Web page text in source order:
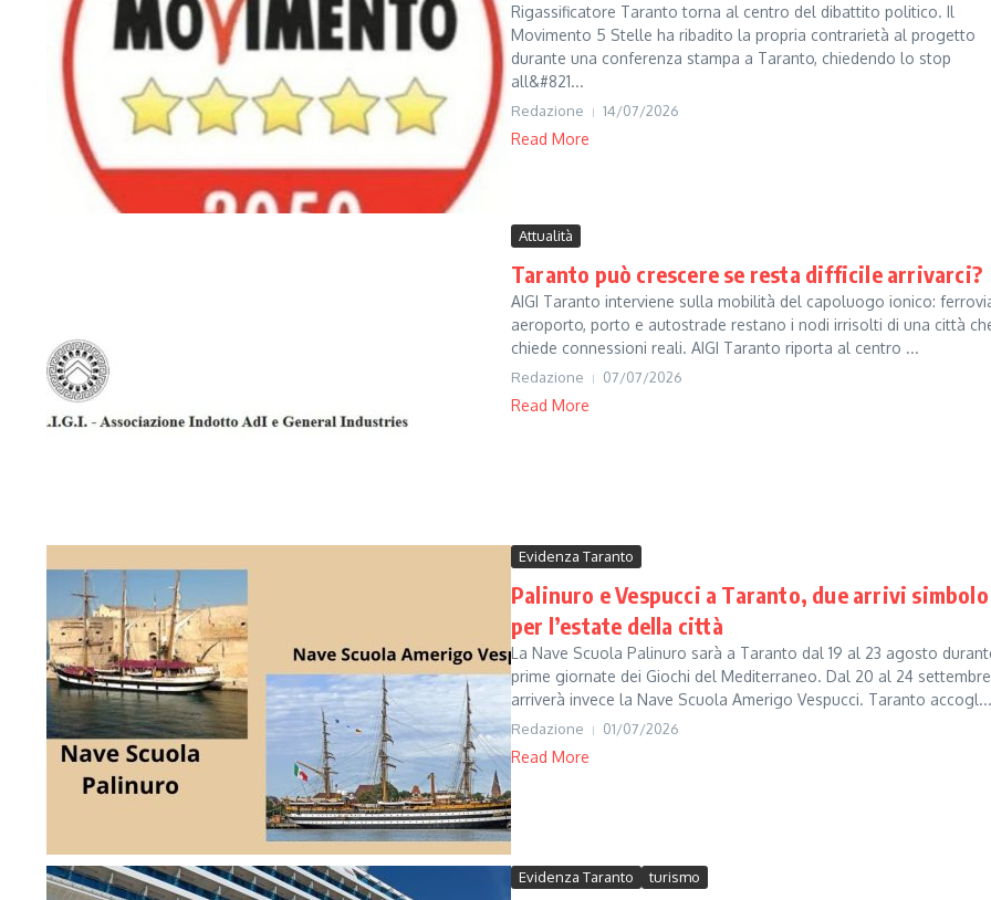
Rigassificatore Taranto torna al centro del dibattito politico. Il
Movimento 5 Stelle ha ribadito la propria contrarietà al progetto
durante una conferenza stampa a Taranto, chiedendo lo stop
all&#821...
Redazione 14/07/2026
Read More
Attualità
Taranto può crescere se resta difficile arrivarci?
AIGI Taranto interviene sulla mobilità del capoluogo ionico:
aeroporto, porto e autostrade restano i nodi irrisolti di una città
chiede connessioni reali. AIGI Taranto riporta al centro ...
Redazione 07/07/2026
Read More
Evidenza Taranto
Palinuro e Vespucci a Taranto, due arrivi simbolo
per l’estate della città
La Nave Scuola Palinuro sarà a Taranto dal 19 al 23 agosto
prime giornate dei Giochi del Mediterraneo. Dal 20 al 24 settembre
arriverà invece la Nave Scuola Amerigo Vespucci. Taranto accogl...
Redazione 01/07/2026
Read More
Evidenza Taranto turismo